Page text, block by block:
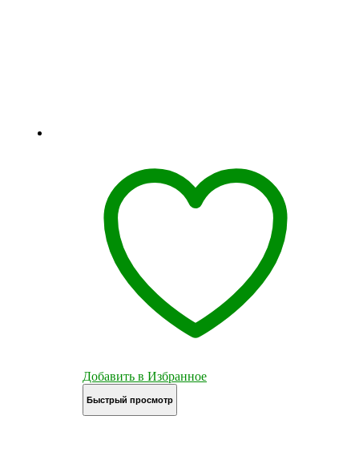
Добавить в Избранное
Быстрый просмотр